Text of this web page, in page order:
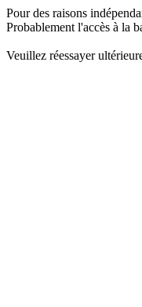
Pour des raisons
Probablement l'accès à la
Veuillez réessayer